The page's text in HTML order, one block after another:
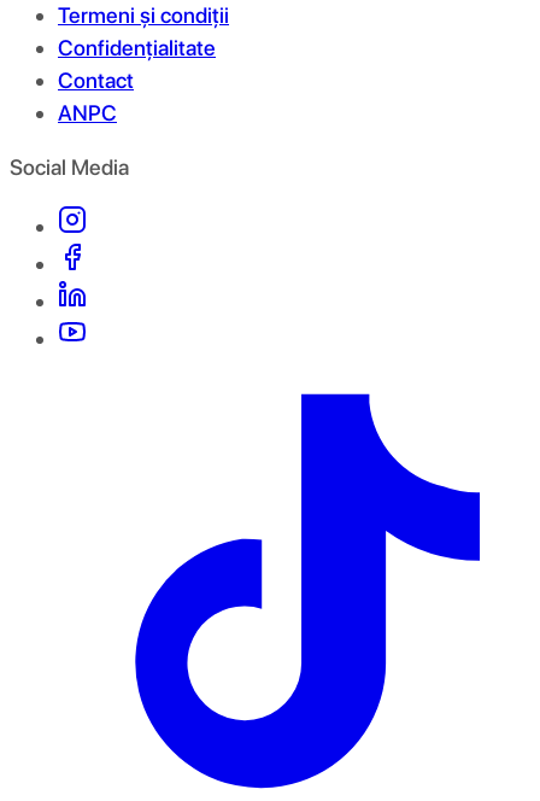
Termeni și condiții
Confidențialitate
Contact
ANPC
Social Media